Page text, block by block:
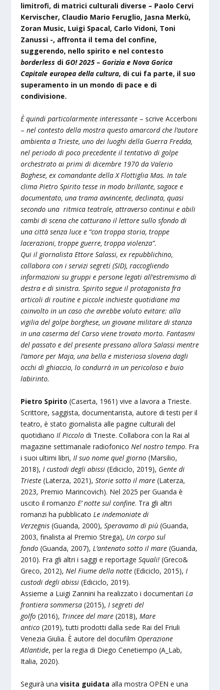
limitrofi, di matrici culturali diverse – Paolo Cervi
Kervischer, Claudio Mario Feruglio, Jasna Merkù,
Zoran Music, Luigi Spacal, Carlo Vidoni, Toni
Zanussi -, affronta il tema del confine,
suggerendo, nello spirito e nel contesto
borderless diGO! 2025 – Gorizia e Nova Gorica
Capitale europea della cultura, di cui fa parte, il suo
superamento in un mondo di pace e di
condivisione.
È quindi particolarmente interessante – scrive Accerboni
–nel contesto della mostra questo amarcord che l’autore
ambienta a Trieste, uno dei luoghi della Guerra Fredda,
nel periodo di poco precedente il tentativo di golpe
orchestrato ai primi di dicembre 1970 da Valerio
Boghese, ex comandante della X Flottiglia Mas. In tale
clima Pietro Spirito tesse in modo brillante, sagace e
documentato, una trama avvincente, declinata, quasi
secondo una ritmica teatrale, attraverso continui e abili
cambi di scena che catturano il lettore sullo sfondo di
una città senza luce e “con troppa storia, troppe
lacerazioni, troppe guerre, troppa violenza”.
Qui il giornalista Ettore Salassi, ex repubblichino,
collabora con i servizi segreti (SID), raccogliendo
informazioni su gruppi e persone legati all’estremismo di
destra e di sinistra. Spirito segue il protagonista fra
articoli di routine e piccole inchieste quotidiane ma
coinvolto in un caso che avrebbe voluto evitare: alla
vigilia del golpe borghese, un giovane militare di stanza
in una caserma del Carso viene trovato morto. Fantasmi
del passato e del presente pressano allora Salassi mentre
l’amore per Maja, una bella e misteriosa slovena dagli
occhi di ghiaccio, lo condurrà in un pericoloso e buio
labirinto.
Pietro Spirito (Caserta, 1961) vive a lavora a Trieste.
Scrittore, saggista, documentarista, autore di testi per il
teatro, è stato giornalista alle pagine culturali del
quotidianoIl Piccolo di Trieste. Collabora con la Rai al
magazine settimanale radiofonicoNel nostro tempo. Fra
i suoi ultimi libri,Il suo nome quel giorno (Marsilio,
2018),I custodi degli abissi(Ediciclo, 2019), Gente di
Trieste (Laterza, 2021),Storie sotto il mare (Laterza,
2023, Premio Marincovich). Nel 2025 per Guanda è
uscito il romanzoE’ notte sul confine. Tra gli altri
romanzi ha pubblicatoLe indemoniate di
Verzegnis (Guanda, 2000),Speravamo di più (Guanda,
2003, finalista al Premio Strega), Un corpo sul
fondo (Guanda, 2007),L’antenato sotto il mare (Guanda,
2010). Fra gli altri i saggi e reportageSquali! (Greco&
Greco, 2012),Nel Fiume della notte (Ediciclo, 2015),I
custodi degli abissi (Ediciclo, 2019).
Assieme a Luigi Zannini ha realizzato i documentariLa
frontiera sommersa (2015),I segreti del
golfo (2016), Trincee del mare (2018),Mare
antico (2019), tutti prodotti dalla sede Rai del Friuli
Venezia Giulia. È autore del docufilm Operazione
Atlantide, per la regia di Diego Cenetiempo (A_Lab,
Italia, 2020).
Seguirà unavisita guidata alla mostra OPEN e una